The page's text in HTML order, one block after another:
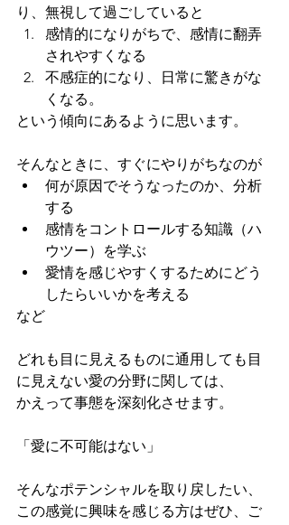
り、無視して過ごしていると
感情的になりがちで、感情に翻弄
されやすくなる
不感症的になり、日常に驚きがな
くなる。
という傾向にあるように思います。
そんなときに、すぐにやりがちなのが
何が原因でそうなったのか、分析
する
感情をコントロールする知識（ハ
ウツー）を学ぶ
愛情を感じやすくするためにどう
したらいいかを考える
など
どれも目に見えるものに通用しても目
に見えない愛の分野に関しては、
かえって事態を深刻化させます。
「愛に不可能はない」
そんなポテンシャルを取り戻したい、
この感覚に興味を感じる方はぜひ、ご